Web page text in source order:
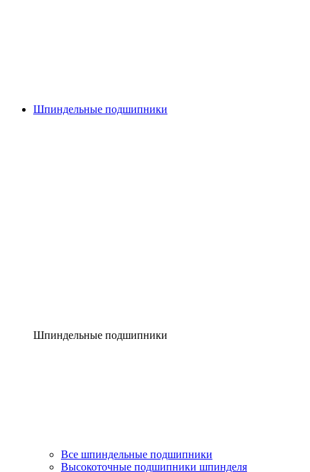
Шпиндельные подшипники
Шпиндельные подшипники
Все шпиндельные подшипники
Высокоточные подшипники шпинделя